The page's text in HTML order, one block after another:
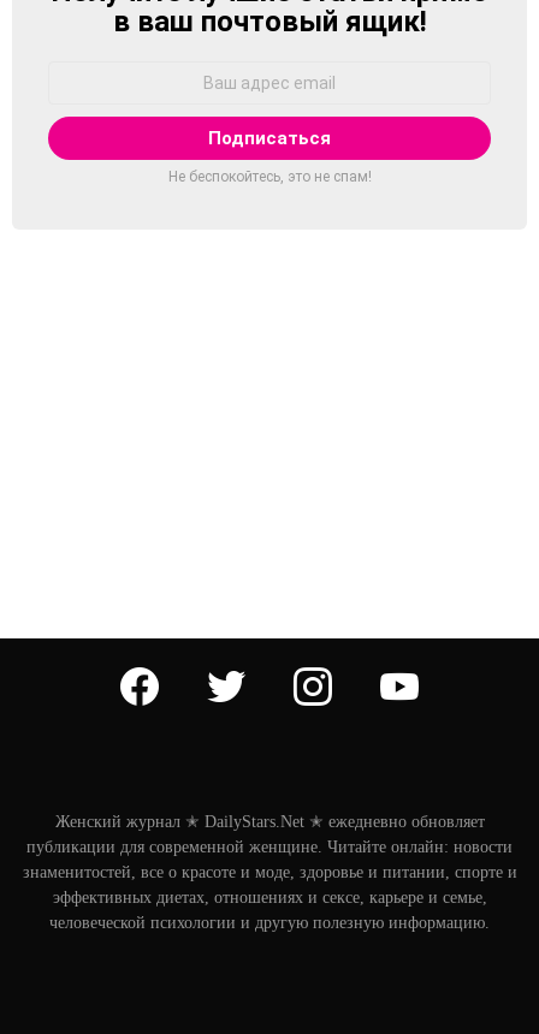
в ваш почтовый ящик!
Не беспокойтесь, это не спам!
facebook twitter instagram
Женский журнал ✭ DailyStars.Net ✭ ежедневно обновляет
публикации для современной женщине. Читайте онлайн: новости
знаменитостей, все о красоте и моде, здоровье и питании, спорте и
эффективных диетах, отношениях и сексе, карьере и семье,
человеческой психологии и другую полезную информацию.